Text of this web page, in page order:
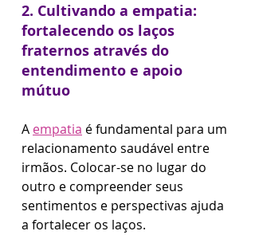
2. Cultivando a empatia:
fortalecendo os laços
fraternos através do
entendimento e apoio
mútuo
A empatia é fundamental para um
relacionamento saudável entre
irmãos. Colocar-se no lugar do
outro e compreender seus
sentimentos e perspectivas ajuda
a fortalecer os laços.